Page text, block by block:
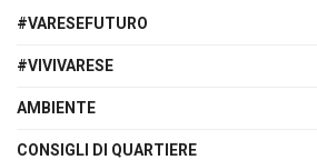
#VARESEFUTURO
#VIVIVARESE
AMBIENTE
CONSIGLI DI QUARTIERE